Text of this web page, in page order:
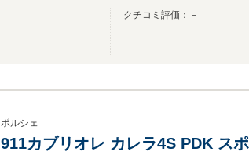
クチコミ評価：－
ポルシェ
911カブリオレ カレラ4S PDK